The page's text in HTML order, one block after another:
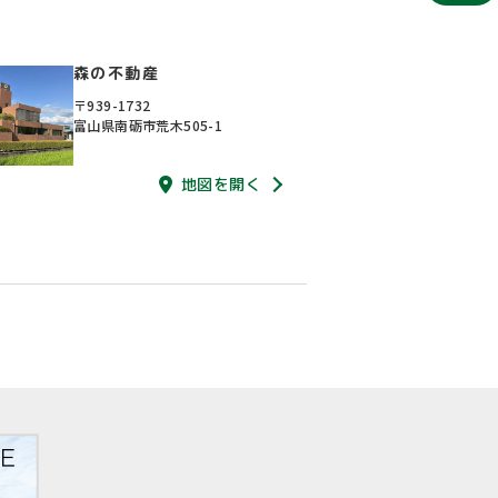
森の不動産
〒939-1732
富山県南砺市荒木505-1
地図を開く